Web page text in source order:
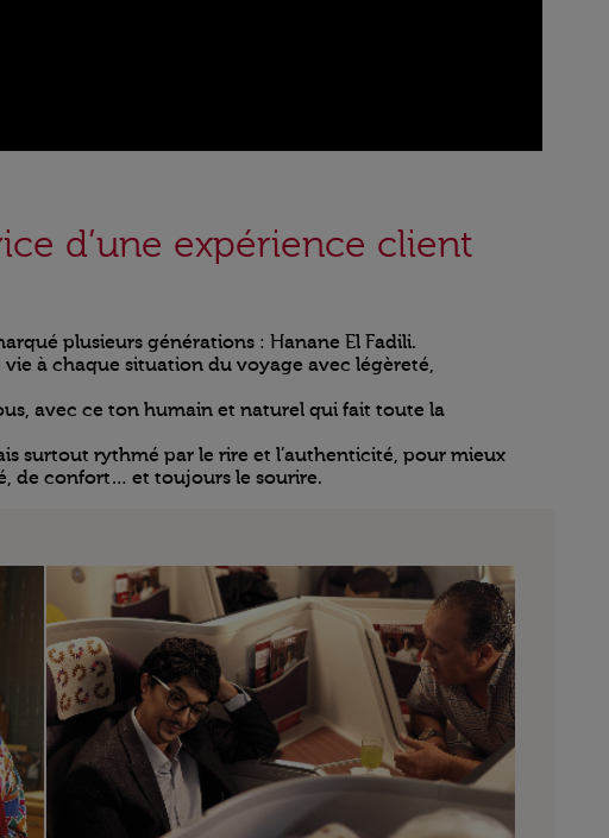
d’une expérience client
plusieurs générations : Hanane El Fadili.
à chaque situation du voyage avec légèreté,
avec ce ton humain et naturel qui fait toute la
surtout rythmé par le rire et l’authenticité, pour mieux
de confort… et toujours le sourire.